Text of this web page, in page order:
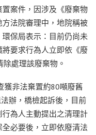
案件，因涉及《廢棄物
法院審理中，地院稱被
保局表示：目前仍尚未
要求行為人立即依《廢
處理該廢棄物。
獲非法棄置約80噸廢舊
辦，橋檢起訴後，目前
為人主動提出之清理計
必要後，立即依廢清法